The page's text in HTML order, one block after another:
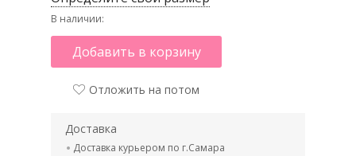
В наличии:
Добавить в корзину
Отложить на потом
Доставка
Доставка курьером по г.Самара